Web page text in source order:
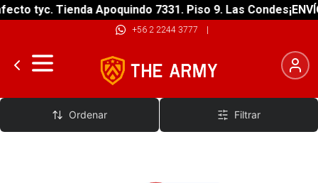
tyc. Tienda Apoquindo 7331. Piso 9. Las Condes
+56 2 2244 3777 |
Extremidades
Ordenar Filtrar